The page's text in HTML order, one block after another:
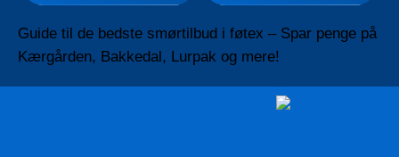
Guide til de bedste smørtilbud i føtex – Spar penge på
Kærgården, Bakkedal, Lurpak og mere!